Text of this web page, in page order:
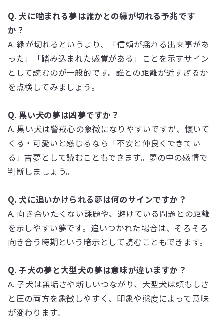
Q. 犬に噛まれる夢は誰かとの縁が切れる予兆です
か？
A. 縁が切れるというより、「信頼が揺れる出来事があ
った」「踏み込まれた感覚がある」ことを示すサイン
として読むのが一般的です。誰との距離が近すぎるか
を点検してみましょう。
Q. 黒い犬の夢は凶夢ですか？
A. 黒い犬は警戒心の象徴になりやすいですが、懐いて
くる・可愛いと感じるなら「不安と仲良くできてい
る」吉夢として読むこともできます。夢の中の感情で
判断しましょう。
Q. 犬に追いかけられる夢は何のサインですか？
A. 向き合いたくない課題や、避けている問題との距離
を示しやすい夢です。追いつかれた場合は、そろそろ
向き合う時期という暗示として読むこともできます。
Q. 子犬の夢と大型犬の夢は意味が違いますか？
A. 子犬は無垢さや新しいつながり、大型犬は頼もしさ
と圧の両方を象徴しやすく、印象や態度によって意味
が変わります。